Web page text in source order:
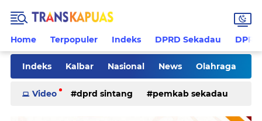
Home Terpopuler Indeks DPRD Sekadau
Indeks Kalbar Nasional News Olahraga
Pilkades Rohani Sanggau Sekadau
kriminal
Video dprd sintang pemkab sekadau